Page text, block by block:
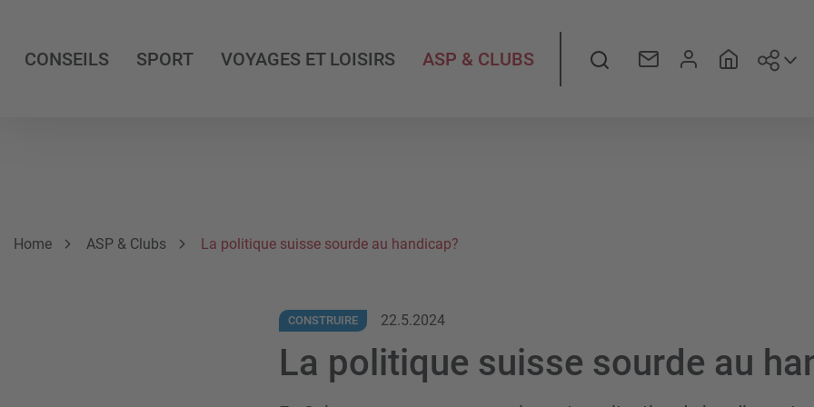
CONSEILS SPORT VOYAGES ET LOISIRS ASP & CLUBS Rechercher
Breadcrumb
Vous êtes ici:
Home ASP & Clubs La politique suisse sourde au handicap?
CONSTRUIRE 22.5.2024
La politique suisse sourde au